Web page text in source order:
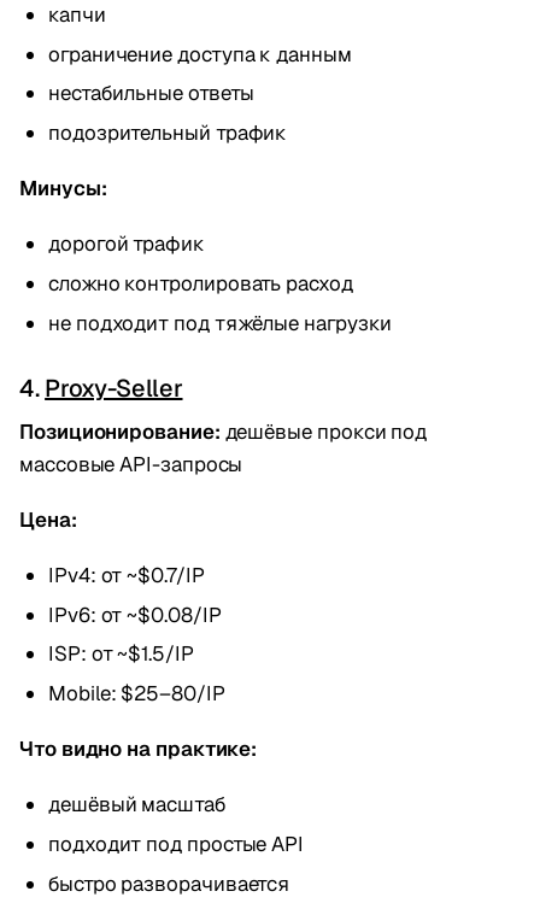
капчи
ограничение доступа к данным
нестабильные ответы
подозрительный трафик
Минусы:
дорогой трафик
сложно контролировать расход
не подходит под тяжёлые нагрузки
4.Proxy-Seller
Позиционирование: дешёвые прокси под
массовые API-запросы
Цена:
IPv4: от ~$0.7/IP
IPv6: от ~$0.08/IP
ISP: от ~$1.5/IP
Mobile: $25–80/IP
Что видно на практике:
дешёвый масштаб
подходит под простые API
быстро разворачивается